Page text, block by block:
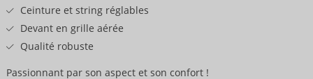
Ceinture et string réglables
Devant en grille aérée
Qualité robuste
Passionnant par son aspect et son confort !